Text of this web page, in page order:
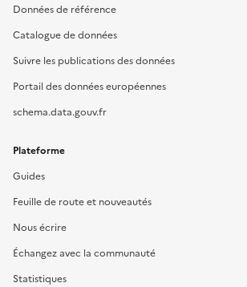
Données de référence
Catalogue de données
Suivre les publications des données
Portail des données européennes
schema.data.gouv.fr
Plateforme
Guides
Feuille de route et nouveautés
Nous écrire
Échangez avec la communauté
Statistiques